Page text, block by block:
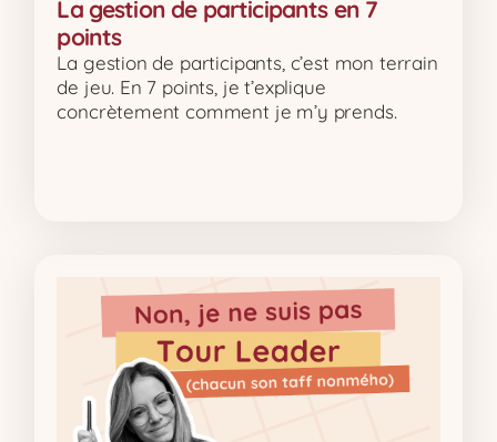
La gestion de participants en 7
points
La gestion de participants, c’est mon terrain
de jeu. En 7 points, je t’explique
concrètement comment je m’y prends.